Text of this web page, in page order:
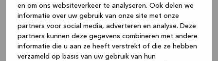
en om ons websiteverkeer te analyseren. Ook delen we
informatie over uw gebruik van onze site met onze
partners voor social media, adverteren en analyse. Deze
partners kunnen deze gegevens combineren met andere
informatie die u aan ze heeft verstrekt of die ze hebben
verzameld op basis van uw gebruik van hun